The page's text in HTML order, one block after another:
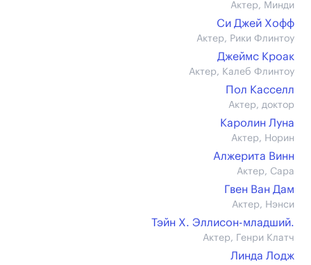
Актер, Минди
Си Джей Хофф
Актер, Рики Флинтоу
Джеймс Кроак
Актер, Калеб Флинтоу
Пол Касселл
Актер, доктор
Каролин Луна
Актер, Норин
Алжерита Винн
Актер, Сара
Гвен Ван Дам
Актер, Нэнси
Тэйн Х. Эллисон-младший.
Актер, Генри Клатч
Линда Лодж